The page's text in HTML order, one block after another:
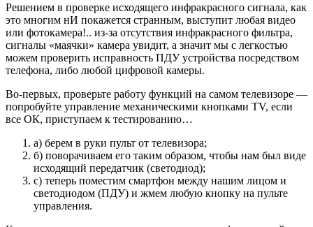
Решением в проверке исходящего инфракрасного сигнала, как
это многим нИ покажется странным, выступит любая видео
или фотокамера!.. из-за отсутствия инфракрасного фильтра,
сигналы «маячки» камера увидит, а значит мы с легкостью
можем проверить исправность ПДУ устройства посредством
телефона, либо любой цифровой камеры.
Во-первых, проверьте работу функций на самом телевизоре —
попробуйте управление механическими кнопками TV, если
все ОК, приступаем к тестированию…
а) берем в руки пульт от телевизора;
б) поворачиваем его таким образом, чтобы нам был виде
исходящий передатчик (светодиод);
с) теперь поместим смартфон между нашим лицом и
светодиодом (ПДУ) и жмем любую кнопку на пульте
управления.